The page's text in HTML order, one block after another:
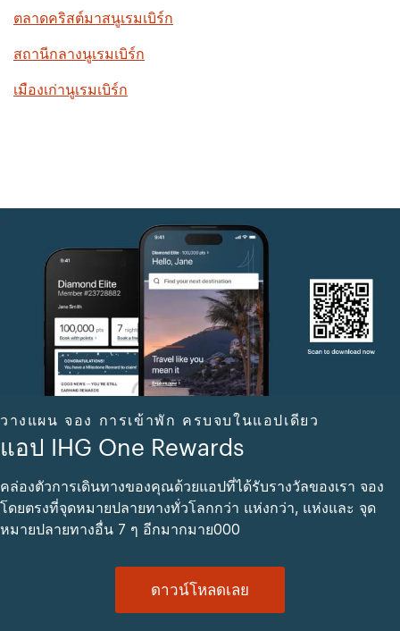
ตลาดคริสต์มาสนูเรมเบิร์ก
สถานีกลางนูเรมเบิร์ก
เมืองเก่านูเรมเบิร์ก
วางแผน จอง การเข้าพัก ครบจบในแอปเดียว
แอป IHG One Rewards
คล่องตัวการเดินทางของคุณด้วยแอปที่ได้รับรางวัลของเรา จอง
โดยตรงที่จุดหมายปลายทางทั่วโลกกว่า แห่งกว่า, แห่งและ จุด
หมายปลายทางอื่น 7 ๆ อีกมากมาย000
ดาวน์โหลดเลย